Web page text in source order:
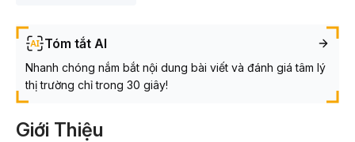
Tóm tắt AI
Nhanh chóng nắm bắt nội dung bài viết và đánh giá tâm lý
thị trường chỉ trong 30 giây!
Giới Thiệu